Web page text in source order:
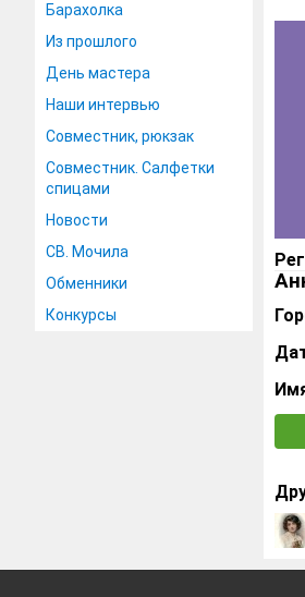
Барахолка
Из прошлого
День мастера
Наши интервью
Совместник, рюкзак
Совместник. Салфетки
спицами
Новости
СВ. Мочила
Обменники
Конкурсы